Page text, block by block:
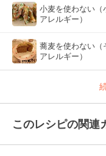
小麦を使わない（
アレルギー）
蕎麦を使わない（
アレルギー）
このレシピの関連